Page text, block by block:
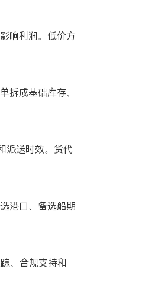
响利润。低价方
拆成基础库存、
派送时效。货代
港口、备选船期
、合规支持和